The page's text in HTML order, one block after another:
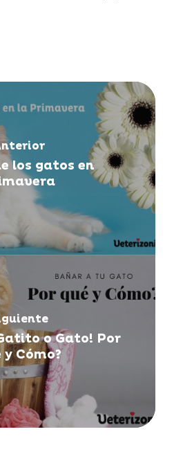
los gatos en
o Gato! Por
y Cómo?